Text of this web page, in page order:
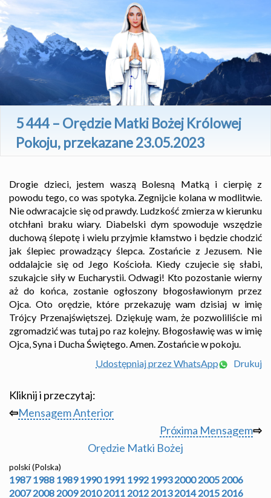
5 444 – Orędzie Matki Bożej Królowej
Pokoju, przekazane 23.05.2023
Drogie dzieci, jestem waszą Bolesną Matką i cierpię z
powodu tego, co was spotyka. Zegnijcie kolana w modlitwie.
Nie odwracajcie się od prawdy. Ludzkość zmierza w kierunku
otchłani braku wiary. Diabelski dym spowoduje wszędzie
duchową ślepotę i wielu przyjmie kłamstwo i będzie chodzić
jak ślepiec prowadzący ślepca. Zostańcie z Jezusem. Nie
oddalajcie się od Jego Kościoła. Kiedy czujecie się słabi,
szukajcie siły w Eucharystii. Odwagi! Kto pozostanie wierny
aż do końca, zostanie ogłoszony błogosławionym przez
Ojca. Oto orędzie, które przekazuję wam dzisiaj w imię
Trójcy Przenajświętszej. Dziękuję wam, że pozwoliliście mi
zgromadzić was tutaj po raz kolejny. Błogosławię was w imię
Ojca, Syna i Ducha Świętego. Amen. Zostańcie w pokoju.
Udostępniaj przez WhatsApp
Drukuj
Kliknij i przeczytaj:
⇦Mensagem Anterior
Próxima Mensagem⇨
Orędzie Matki Bożej
polski (Polska)
1987 1988 1989 1990 1991 1992 1993 2000 2005 2006
2007 2008 2009 2010 2011 2012 2013 2014 2015 2016